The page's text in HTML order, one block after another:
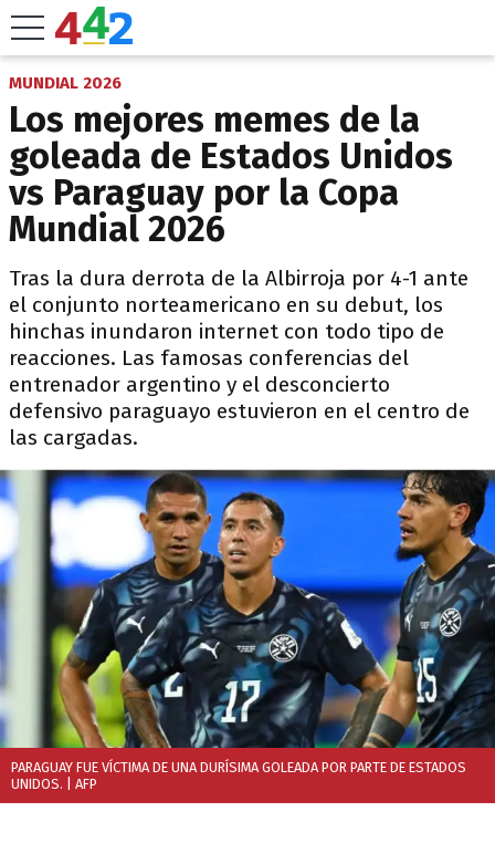
MUNDIAL 2026
Los mejores memes de la
goleada de Estados Unidos
vs Paraguay por la Copa
Mundial 2026
Tras la dura derrota de la Albirroja por 4-1 ante
el conjunto norteamericano en su debut, los
hinchas inundaron internet con todo tipo de
reacciones. Las famosas conferencias del
entrenador argentino y el desconcierto
defensivo paraguayo estuvieron en el centro de
las cargadas.
PARAGUAY FUE VÍCTIMA DE UNA DURÍSIMA GOLEADA POR PARTE DE ESTADOS
UNIDOS. | AFP